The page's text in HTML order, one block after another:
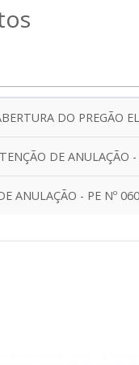
DO PREGÃO
DE ANULAÇÃO
ANULAÇÃO - PE Nº